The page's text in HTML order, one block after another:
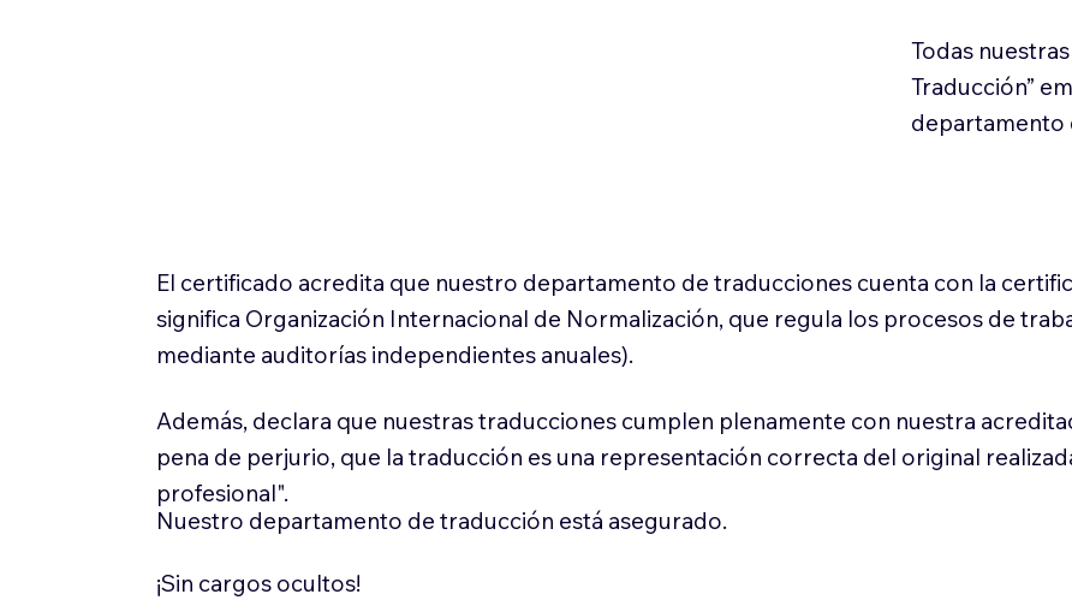
Todas
Traducción”
departamento
El certificado acredita que nuestro departamento de traducciones cuenta con la
significa Organización Internacional de Normalización, que regula los procesos de
mediante auditorías independientes anuales).
Además, declara que nuestras traducciones cumplen plenamente con nuestra
pena de perjurio, que la traducción es una representación correcta del original
profesional".
Nuestro departamento de traducción está asegurado.
¡Sin cargos ocultos!